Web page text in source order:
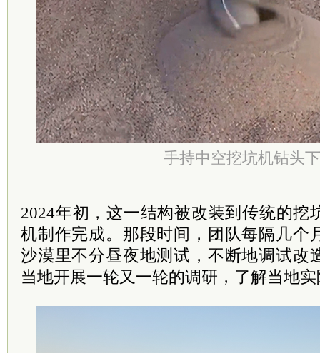
手持中空挖坑机钻头
2024年初，这一结构被改装到传统的挖
机制作完成。那段时间，团队每隔几个
沙漠里不分昼夜地测试，不断地调试改
当地开展一轮又一轮的调研，了解当地